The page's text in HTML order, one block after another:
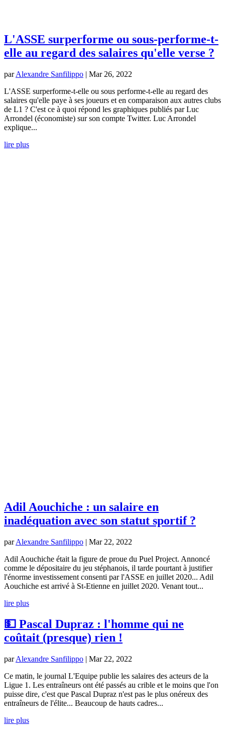
L'ASSE surperforme ou sous-performe-t-
elle au regard des salaires qu'elle verse ?
parAlexandre Sanfilippo | Mar 26, 2022
L'ASSE surperforme-t-elle ou sous performe-t-elle au regard des
salaires qu'elle paye à ses joueurs et en comparaison aux autres clubs
de L1 ? C'est ce à quoi répond les graphiques publiés par Luc
Arrondel (économiste) sur son compte Twitter. Luc Arrondel
explique...
lire plus
Adil Aouchiche : un salaire en
inadéquation avec son statut sportif ?
parAlexandre Sanfilippo | Mar 22, 2022
Adil Aouchiche était la figure de proue du Puel Project. Annoncé
comme le dépositaire du jeu stéphanois, il tarde pourtant à justifier
l'énorme investissement consenti par l'ASSE en juillet 2020... Adil
Aouchiche est arrivé à St-Etienne en juillet 2020. Venant tout...
lire plus
💵 Pascal Dupraz : l'homme qui ne
coûtait (presque) rien !
parAlexandre Sanfilippo | Mar 22, 2022
Ce matin, le journal L'Equipe publie les salaires des acteurs de la
Ligue 1. Les entraîneurs ont été passés au crible et le moins que l'on
puisse dire, c'est que Pascal Dupraz n'est pas le plus onéreux des
entraîneurs de l'élite... Beaucoup de hauts cadres...
lire plus